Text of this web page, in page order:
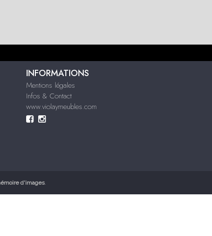
INFORMATIONS
Mentions légales
Infos & Contact
www.violaymeubles.com
d'images.